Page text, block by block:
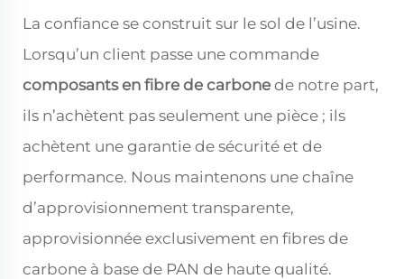
La confiance se construit sur le sol de l’usine.
Lorsqu’un client passe une commande
composants en fibre de carbone de notre part,
ils n’achètent pas seulement une pièce ; ils
achètent une garantie de sécurité et de
performance. Nous maintenons une chaîne
d’approvisionnement transparente,
approvisionnée exclusivement en fibres de
carbone à base de PAN de haute qualité.